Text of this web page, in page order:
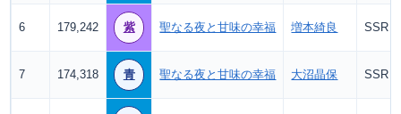
6 179,242 紫 聖なる夜と甘味の幸福 増本綺良 SSR
7 174,318 青 聖なる夜と甘味の幸福 大沼晶保 SSR